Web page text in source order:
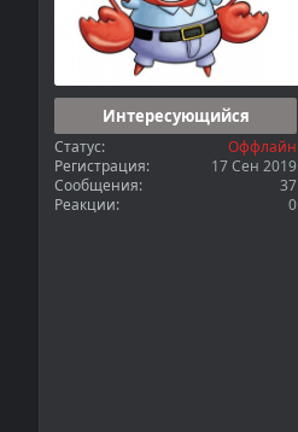
Интересующийся
Статус
Оффлайн
Регистрация
17 Сен 2019
Сообщения
37
Реакции
0